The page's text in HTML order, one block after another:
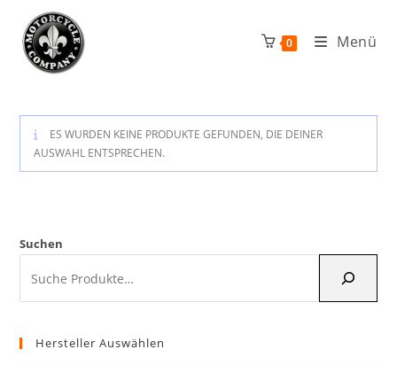
Inhalt
springen
0 Menü
ES WURDEN KEINE PRODUKTE GEFUNDEN, DIE DEINER
AUSWAHL ENTSPRECHEN.
Suchen
Hersteller Auswählen